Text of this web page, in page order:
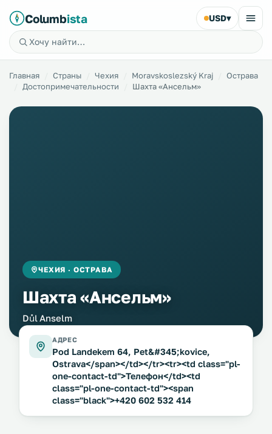
Columbista USD▾
Главная Страны Чехия Moravskoslezský Kraj
Острава
Достопримечательности
Шахта «Ансельм»
ЧЕХИЯ · ОСТРАВА
Шахта «Ансельм»
Důl Anselm
АДРЕС
Pod Landekem 64, Pet&#345;kovice,
Ostrava</span></td></tr><tr><td class="pl-
one-contact-td">Телефон</td><td
class="pl-one-contact-td"><span
class="black">+420 602 532 414